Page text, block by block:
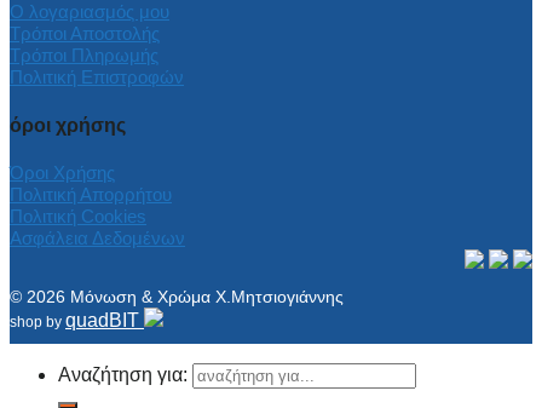
Ο λογαριασμός μου
Τρόποι Αποστολής
Τρόποι Πληρωμής
Πολιτική Επιστροφών
όροι χρήσης
Όροι Χρήσης
Πολιτική Απορρήτου
Πολιτική Cookies
Ασφάλεια Δεδομένων
© 2026 Μόνωση & Χρώμα Χ.Μητσιογιάννης
shop by quadBIT
Αναζήτηση για: